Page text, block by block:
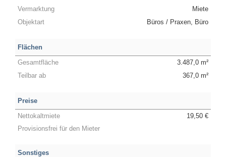
Vermarktung
Miete
Objektart
Büros / Praxen, Büro
Flächen
Gesamtfläche
3.487,0 m²
Teilbar ab
367,0 m²
Preise
Nettokaltmiete
19,50 €
Provisionsfrei für den Mieter
Sonstiges